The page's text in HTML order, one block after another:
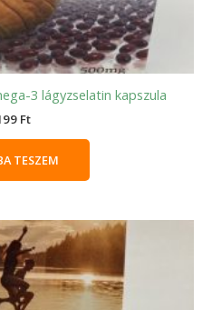
3 lágyzselatin kapszula
Ft
TESZEM